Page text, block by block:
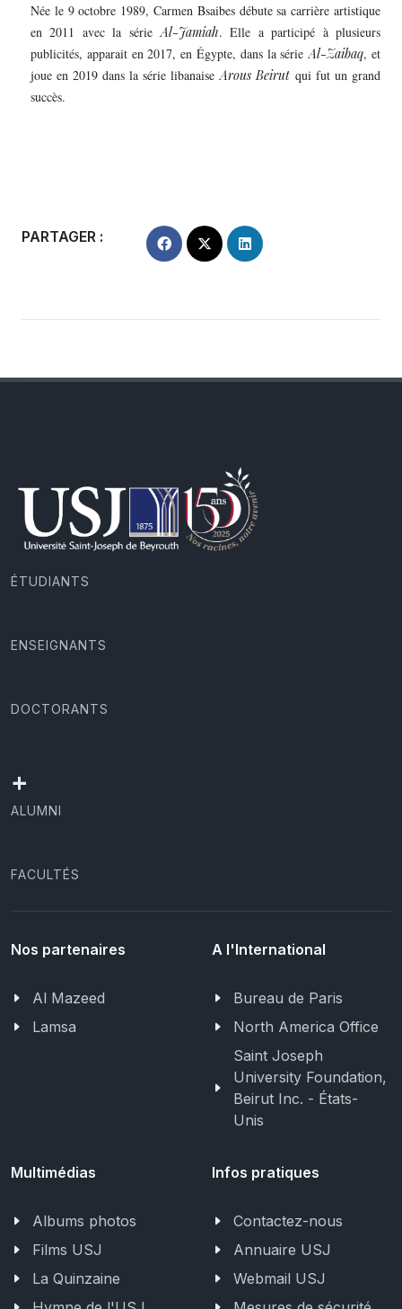
Née le 9 octobre 1989, Carmen Bsaibes débute sa carrière artistique
en 2011 avec la série Al-Jamiah. Elle a participé à plusieurs
publicités, apparait en 2017, en Égypte, dans la sérieAl-Zaibaq, et
joue en 2019 dans la série libanaise Arous Beirut qui fut un grand
succès.
PARTAGER :
ÉTUDIANTS
ENSEIGNANTS
DOCTORANTS
+
ALUMNI
FACULTÉS
Nos partenaires
Al Mazeed
Lamsa
A l'International
Bureau de Paris
North America Office
Saint Joseph
University Foundation,
Beirut Inc. - États-
Unis
Multimédias
Albums photos
Films USJ
La Quinzaine
Infos pratiques
Contactez-nous
Annuaire USJ
Webmail USJ